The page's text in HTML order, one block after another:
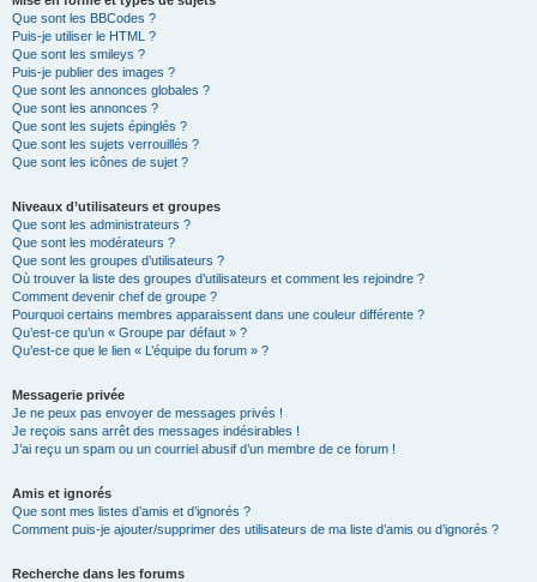
Que sont les BBCodes ?
Puis-je utiliser le HTML ?
Que sont les smileys ?
Puis-je publier des images ?
Que sont les annonces globales ?
Que sont les annonces ?
Que sont les sujets épinglés ?
Que sont les sujets verrouillés ?
Que sont les icônes de sujet ?
Niveaux d’utilisateurs et groupes
Que sont les administrateurs ?
Que sont les modérateurs ?
Que sont les groupes d’utilisateurs ?
Où trouver la liste des groupes d’utilisateurs et comment les rejoindre ?
Comment devenir chef de groupe ?
Pourquoi certains membres apparaissent dans une couleur différente ?
Qu’est-ce qu’un « Groupe par défaut » ?
Qu’est-ce que le lien « L’équipe du forum » ?
Messagerie privée
Je ne peux pas envoyer de messages privés !
Je reçois sans arrêt des messages indésirables !
J’ai reçu un spam ou un courriel abusif d’un membre de ce forum !
Amis et ignorés
Que sont mes listes d’amis et d’ignorés ?
Comment puis-je ajouter/supprimer des utilisateurs de ma liste d’amis ou d’ignorés ?
Recherche dans les forums